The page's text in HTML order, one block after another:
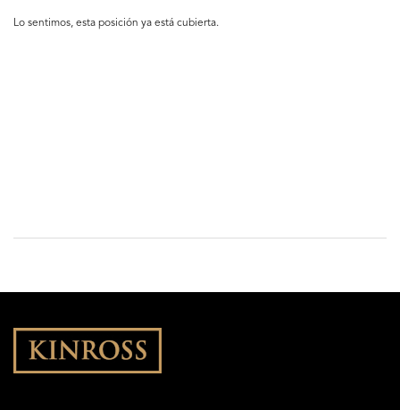
Lo sentimos, esta posición ya está cubierta.